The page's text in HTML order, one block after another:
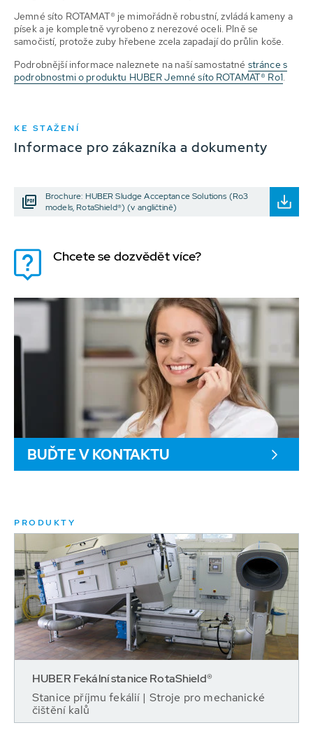
Jemné síto ROTAMAT® je mimořádně robustní, zvládá kameny a
písek a je kompletně vyrobeno z nerezové oceli. Plně se
samočistí, protože zuby hřebene zcela zapadají do průlin koše.
Podrobnější informace naleznete na naší samostatné stránce s
podrobnostmi o produktu HUBER Jemné síto ROTAMAT® Ro1.
KE STAŽENÍ
Informace pro zákazníka a dokumenty
Brochure: HUBER Sludge Acceptance Solutions (Ro3
models, RotaShield®) (v angličtině)
Chcete se dozvědět více?
BUĎTE V KONTAKTU
PRODUKTY
HUBER Fekální stanice RotaShield®
Stanice příjmu fekálií | Stroje pro mechanické
čištění kalů